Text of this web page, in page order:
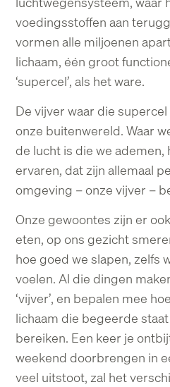
voedingsstoffen aan
vormenalle miljoenen
lichaam, één groot
‘supercel’, als het ware.
De vijver waar die
onze buitenwereld. Waar
de lucht is die we ademen,
ervaren, dat zijn allemaal
omgeving – onze vijver –
Onze gewoontes zijn er
eten, op ons gezicht
hoe goed we slapen, zelfs
voelen. Al die dingen
‘vijver’, en bepalen mee
lichaam die begeerde
bereiken. Een keer je
weekend doorbrengen in
veel uitstoot, zal het